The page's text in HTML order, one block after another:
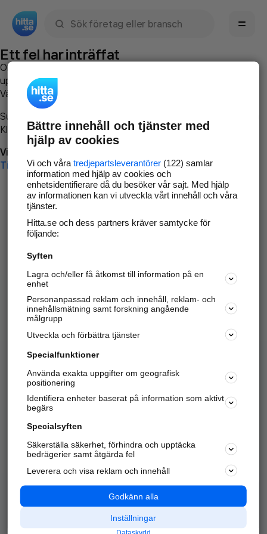
Ett fel har inträffat
Om du vill kan du
uppstod så att vi lättare och snabbare kan avhjälpa det.
Vänligen försök med följande:
Surfa till
Klicka påTillbaka-knappen i webbläsaren och försök igen
Vi beklagar besväret!
Till startsidan
Hitta.se - Gratis nummerupplysning.
Sök företag, personer och platser.
Hitta telefonnummer, adresser, företagsinfo mm.
Marknadsför företaget
Kom igång och annonsera mot
samarbetspartners nära dig.
Alla kategorier
Populära sökningar
API & Kartor
Annonsera
Integritet
Nödnummer
Bättre innehåll och tjänster med
hjälp av cookies
Vi och våra tredjepartsleverantörer(122) samlar
information med hjälp av cookies och
enhetsidentifierare då du besöker vår sajt. Med hjälp
av informationen kan vi utveckla vårt innehåll och våra
tjänster.
Hitta.se och dess partners kräver samtycke för
följande:
Syften
Lagra och/eller få åtkomst till information på en
enhet
Personanpassad reklam och innehåll, reklam- och
innehållsmätning samt forskning angående
målgrupp
Utveckla och förbättra tjänster
Specialfunktioner
Använda exakta uppgifter om geografisk
positionering
Identifiera enheter baserat på information som aktivt
begärs
Specialsyften
Säkerställa säkerhet, förhindra och upptäcka
bedrägerier samt åtgärda fel
Leverera och visa reklam och innehåll
Godkänn alla
Inställningar
Dataskydd